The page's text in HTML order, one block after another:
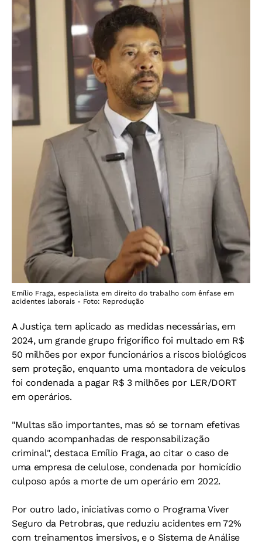
Emílio Fraga, especialista em direito do trabalho com ênfase em
acidentes laborais - Foto: Reprodução
A Justiça tem aplicado as medidas necessárias, em
2024, um grande grupo frigorífico foi multado em R$
50 milhões por expor funcionários a riscos biológicos
sem proteção, enquanto uma montadora de veículos
foi condenada a pagar R$ 3 milhões por LER/DORT
em operários.
"Multas são importantes, mas só se tornam efetivas
quando acompanhadas de responsabilização
criminal", destaca Emílio Fraga, ao citar o caso de
uma empresa de celulose, condenada por homicídio
culposo após a morte de um operário em 2022.
Por outro lado, iniciativas como o Programa Viver
Seguro da Petrobras, que reduziu acidentes em 72%
com treinamentos imersivos, e o Sistema de Análise